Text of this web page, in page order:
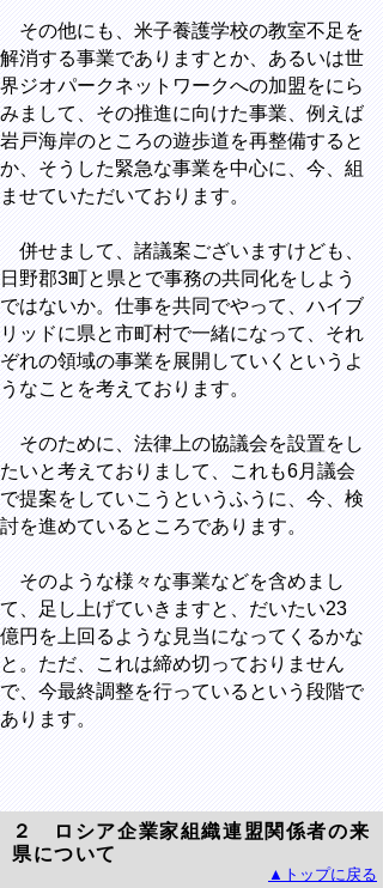
その他にも、米子養護学校の教室不足を
解消する事業でありますとか、あるいは世
界ジオパークネットワークへの加盟をにら
みまして、その推進に向けた事業、例えば
岩戸海岸のところの遊歩道を再整備すると
か、そうした緊急な事業を中心に、今、組
ませていただいております。
併せまして、諸議案ございますけども、
日野郡3町と県とで事務の共同化をしよう
ではないか。仕事を共同でやって、ハイブ
リッドに県と市町村で一緒になって、それ
ぞれの領域の事業を展開していくというよ
うなことを考えております。
そのために、法律上の協議会を設置をし
たいと考えておりまして、これも6月議会
で提案をしていこうというふうに、今、検
討を進めているところであります。
そのような様々な事業などを含めまし
て、足し上げていきますと、だいたい23
億円を上回るような見当になってくるかな
と。ただ、これは締め切っておりません
で、今最終調整を行っているという段階で
あります。
２ ロシア企業家組織連盟関係者の来
県について
▲トップに戻る